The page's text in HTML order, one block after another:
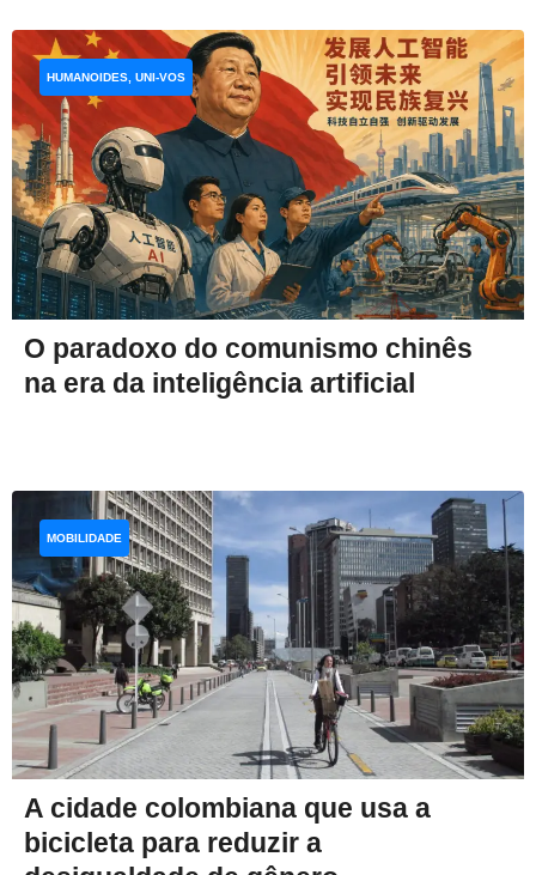
O paradoxo do comunismo chinês
na era da inteligência artificial
HUMANOIDES, UNI-VOS
A cidade colombiana que usa a
bicicleta para reduzir a
MOBILIDADE